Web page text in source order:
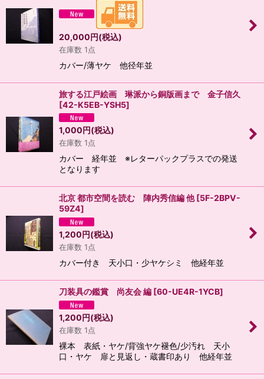
20,000円(税込)
在庫数 1点
カバー/薄ヤケ 他径年並
旅する江戸絵画 琳派から銅版画まで 金子信久
[42-K5EB-YSH5]
1,000円(税込)
在庫数 1点
カバー 経年並 ※レターパックプラスでの発送
となります
北京 都市空間を読む 陣内秀信編 他 [5F-2BPV-
59Z4]
1,200円(税込)
在庫数 1点
カバー付き 天小口・少ヤケシミ 他経年並
刀装具の鑑賞 尚友会 編 [60-UE4R-1YCB]
1,200円(税込)
在庫数 1点
裸本 表紙・ヤケ/背強ヤケ褪色/少汚れ 天小
口・ヤケ 扉と見返し・蔵書印あり 他経年並